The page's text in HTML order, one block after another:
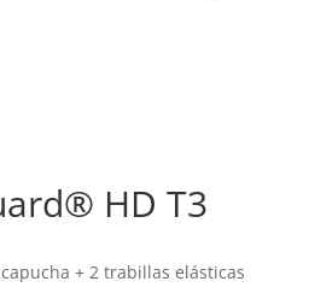
HD T3
+ 2 trabillas elásticas